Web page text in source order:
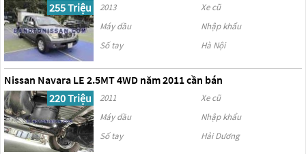
255 Triệu
2013
Xe cũ
Máy dầu
Nhập khẩu
Số tay
Hà Nội
Nissan Navara LE 2.5MT 4WD năm 2011 cần bán
220 Triệu
2011
Xe cũ
Máy dầu
Nhập khẩu
Số tay
Hải Dương